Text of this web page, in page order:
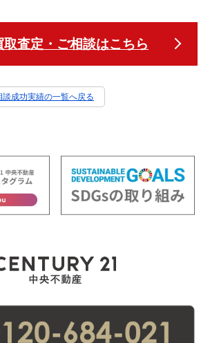
取査定・ご相談はこちら
談成功実績の一覧へ戻る